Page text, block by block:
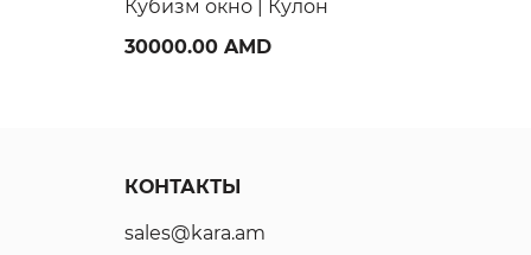
Всплеск | Кулон
29000.00 AMD
КОНТАКТЫ
sales@kara.am